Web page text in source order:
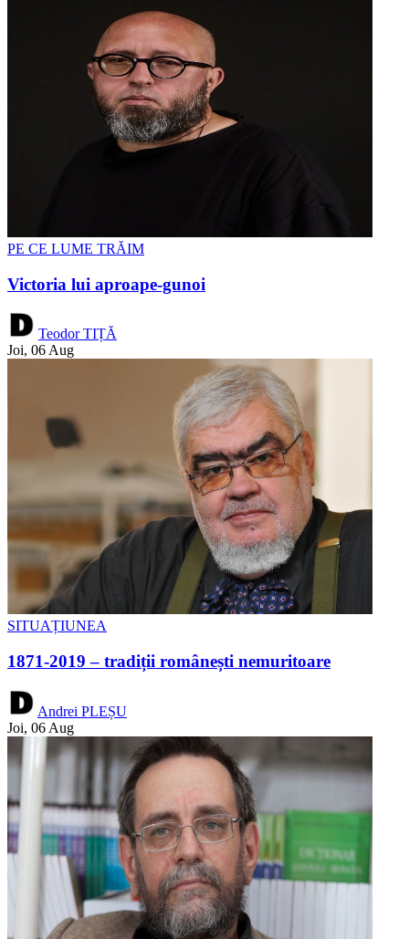
PE CE LUME TRĂIM
Victoria lui aproape-gunoi
Teodor TIȚĂ
Joi, 06 Aug
SITUAȚIUNEA
1871-2019 – tradiții românești nemuritoare
Andrei PLEȘU
Joi, 06 Aug